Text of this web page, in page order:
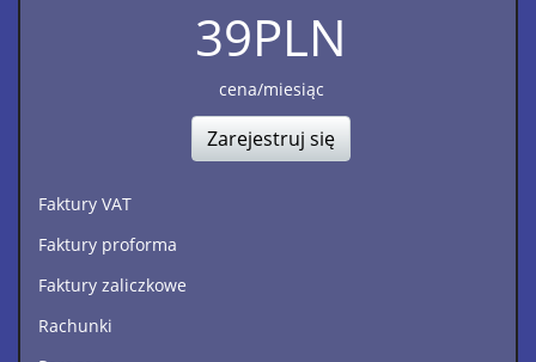
39PLN
cena/miesiąc
Zarejestruj się
Faktury VAT
Faktury proforma
Faktury zaliczkowe
Rachunki